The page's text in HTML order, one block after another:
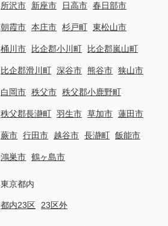
所沢市 新座市 日高市 春日部市
朝霞市 本庄市 杉戸町 東松山市
桶川市 比企郡小川町 比企郡嵐山町
比企郡滑川町 深谷市 熊谷市 狭山市
白岡市 秩父市 秩父郡小鹿野町
秩父郡長瀞町 羽生市 草加市 蓮田市
蕨市 行田市 越谷市 長瀞町 飯能市
鴻巣市 鶴ヶ島市
東京都内
都内23区 23区外